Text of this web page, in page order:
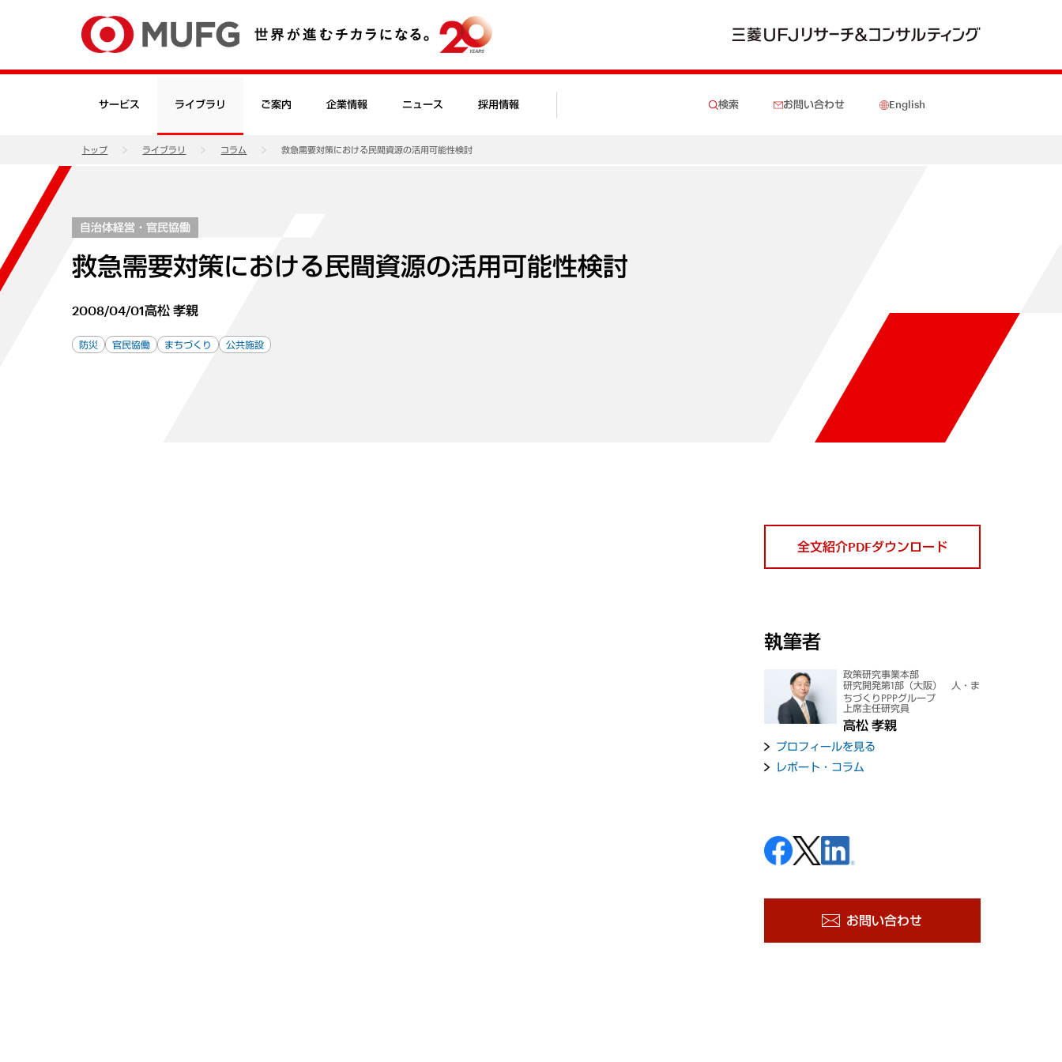
サービス ライブラリ ご案内 企業情報 ニュース 採用情報 検索 お問い合わせ English
トップ ライブラリ コラム 救急需要対策における民間資源の活用可能性検討
自治体経営・官民協働
救急需要対策における民間資源の活用可能性検討
2008/04/01高松 孝親
防災 官民協働 まちづくり 公共施設
全文紹介PDFダウンロード
執筆者
政策研究事業本部
研究開発第1部（大阪） 人・ま
ちづくりPPPグループ
上席主任研究員
高松 孝親
プロフィールを見る
レポート・コラム
お問い合わせ